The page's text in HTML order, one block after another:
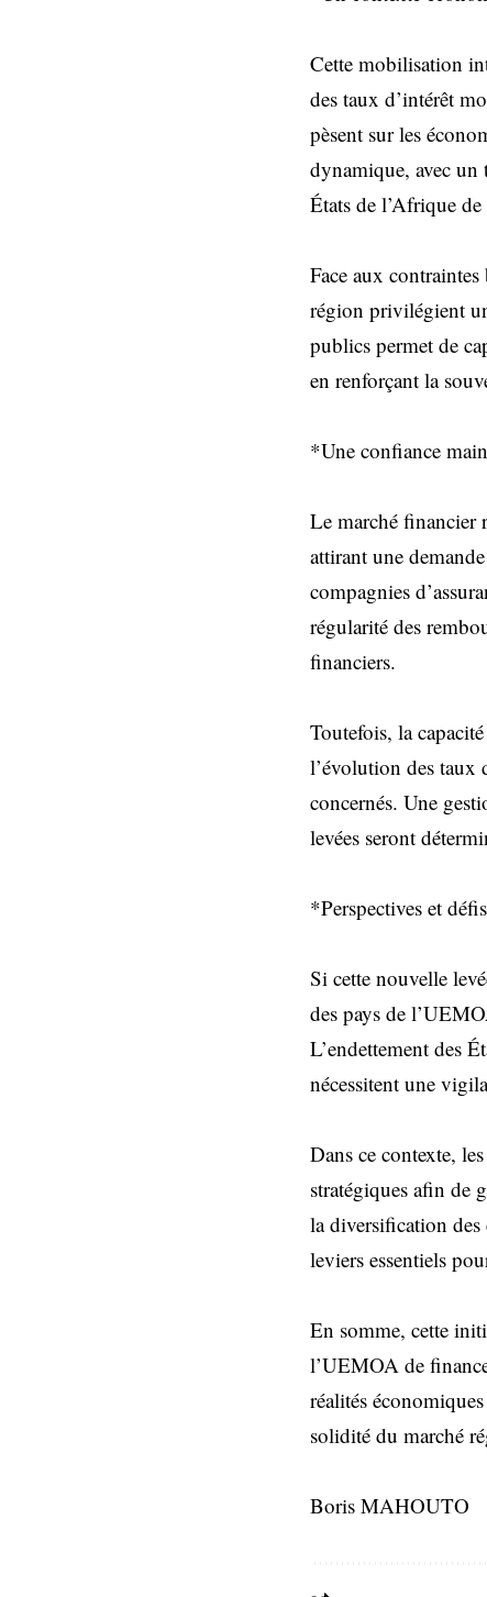
Cette mobilisation
des taux d’intérêt
pèsent sur les
dynamique, avec un
États de l’Afrique
Face aux
région privilégient
publics permet de
en renforçant la
*Une confiance
Le marché financier
attirant une
compagnies
régularité des
financiers.
Toutefois, la
l’évolution des taux
concernés. Une
levées seront
*Perspectives et
Si cette nouvelle
des pays de
L’endettement des
nécessitent une
Dans ce contexte,
stratégiques afin de
la diversification des
leviers essentiels
En somme, cette
l’UEMOA de
réalités
solidité du marché
Boris MAHOUTO